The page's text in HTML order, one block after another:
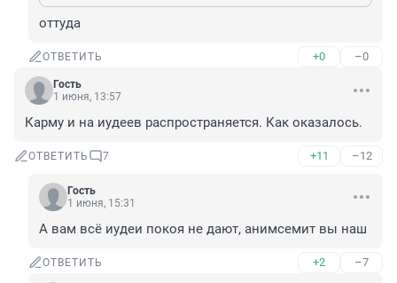
оттуда
ОТВЕТИТЬ +0 –0
Гость
1 июня, 13:57
Карму и на иудеев распространяется. Как оказалось.
ОТВЕТИТЬ 7 +11 –12
Гость
1 июня, 15:31
А вам всё иудеи покоя не дают, анимсемит вы наш
ОТВЕТИТЬ +2 –7